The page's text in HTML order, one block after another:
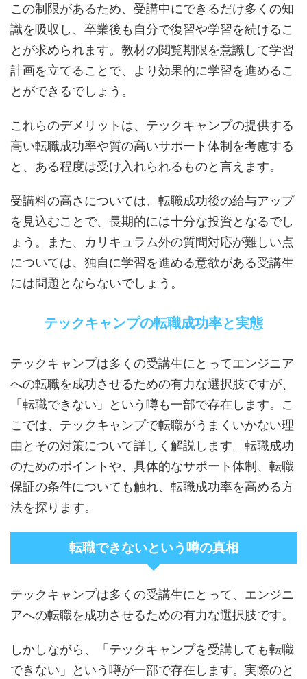
この制限があるため、受講中にできるだけ多くの知
識を吸収し、卒業後も自分で復習や学習を続けるこ
とが求められます。教材の閲覧期限を意識して学習
計画を立てることで、より効果的に学習を進めるこ
とができるでしょう。
これらのデメリットは、テックキャンプの提供する
高い転職成功率や質の高いサポート体制を考慮する
と、ある程度は受け入れられるものと言えます。
受講料の高さについては、転職成功後の給与アップ
を見込むことで、長期的には十分な投資となるでし
ょう。また、カリキュラム外の質問対応が難しい点
については、独自に学習を進める意欲がある受講生
には問題とならないでしょう。
テックキャンプの転職成功率と実態
テックキャンプは多くの受講生にとってエンジニア
への転職を成功させるための有力な選択肢ですが、
「転職できない」という噂も一部で存在します。こ
こでは、テックキャンプで転職がうまくいかない理
由とその対策について詳しく解説します。転職成功
のためのポイントや、具体的なサポート体制、転職
保証の条件についても触れ、転職成功率を高める方
法を探ります。
転職できないという噂の真相
テックキャンプは多くの受講生にとって、エンジニ
アへの転職を成功させるための有力な選択肢です。
しかしながら、「テックキャンプを受講しても転職
できない」という噂が一部で存在します。実際のと